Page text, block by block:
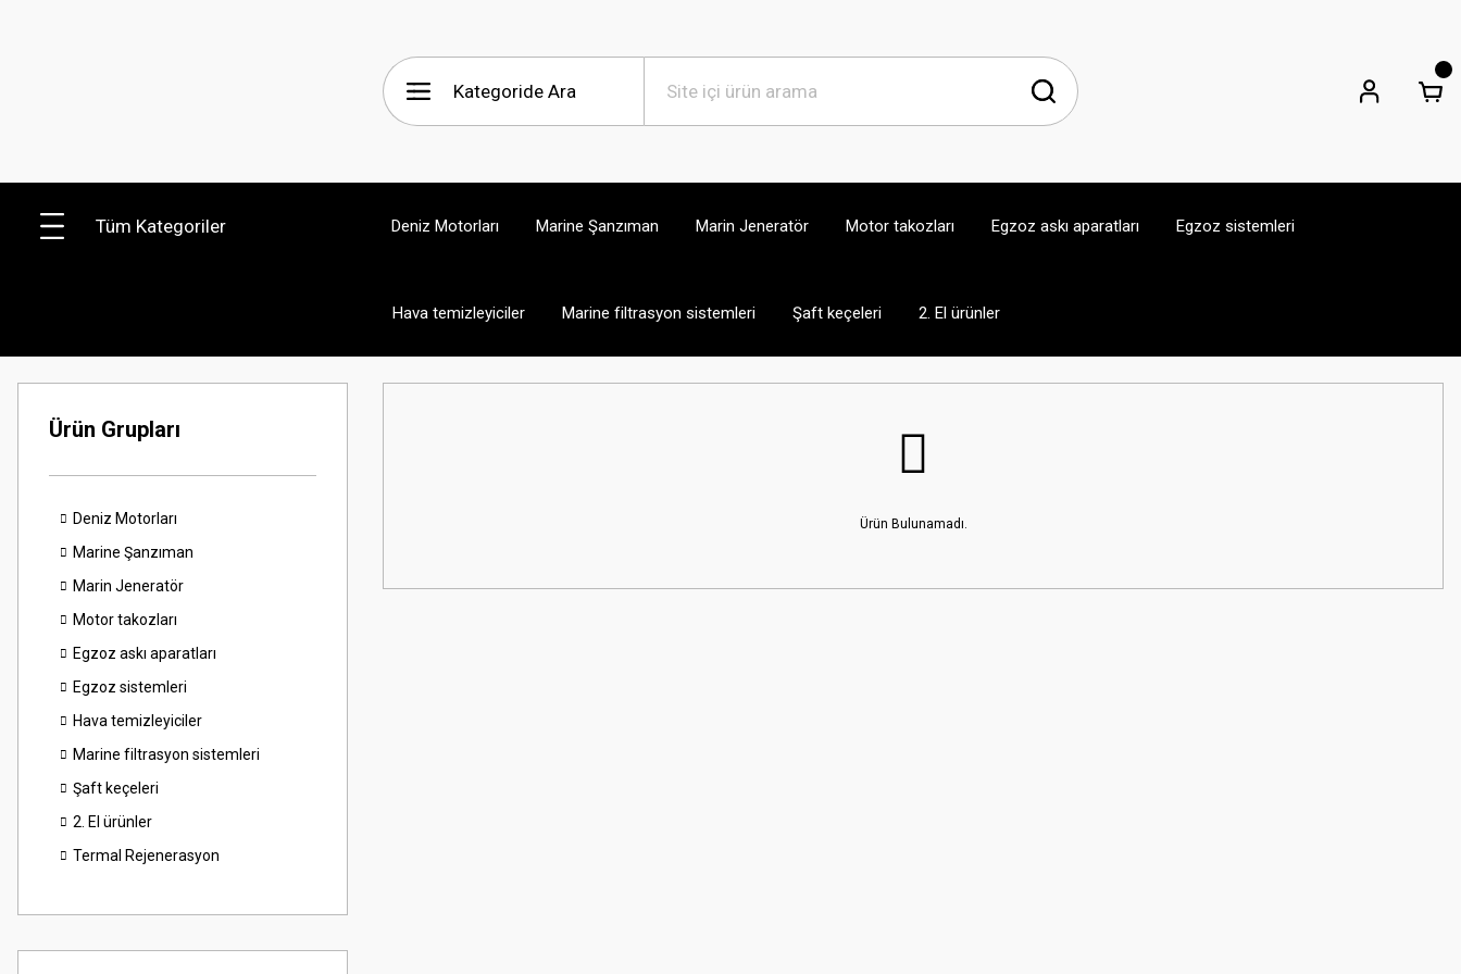
Tüm Kategoriler Deniz Motorları Marine Şanzıman Marin Jeneratör Motor takozları Egzoz askı aparatları Egzoz sistemleri
Hava temizleyiciler Marine filtrasyon sistemleri Şaft keçeleri 2. El ürünler
Ürün Grupları
Deniz Motorları
Marine Şanzıman
Marin Jeneratör
Motor takozları
Egzoz askı aparatları
Egzoz sistemleri
Hava temizleyiciler
Marine filtrasyon sistemleri
Şaft keçeleri
2. El ürünler
Termal Rejenerasyon
Ürün Bulunamadı.